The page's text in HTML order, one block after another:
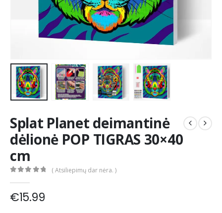
Splat Planet deimantinė
dėlionė POP TIGRAS 30×40
cm
( Atsiliepimų dar nėra. )
€15.99